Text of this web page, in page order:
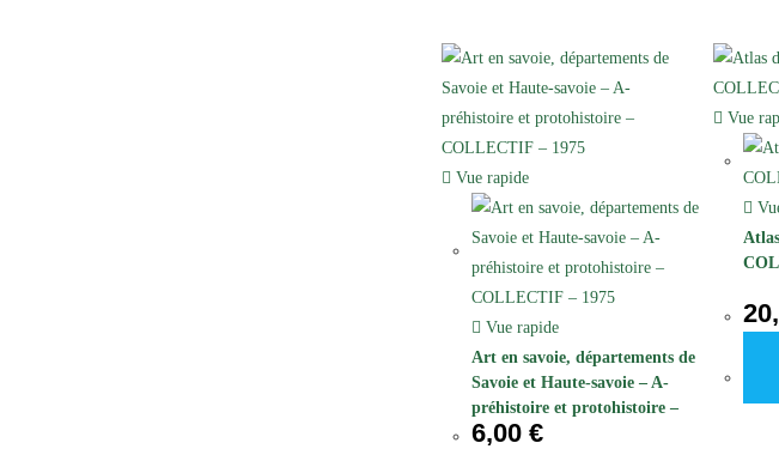
Vue rapide
Vue rapide
Art en savoie, départements de
Savoie et Haute-savoie – A-
préhistoire et protohistoire –
COLLECTIF – 1975
6,00€
Vue